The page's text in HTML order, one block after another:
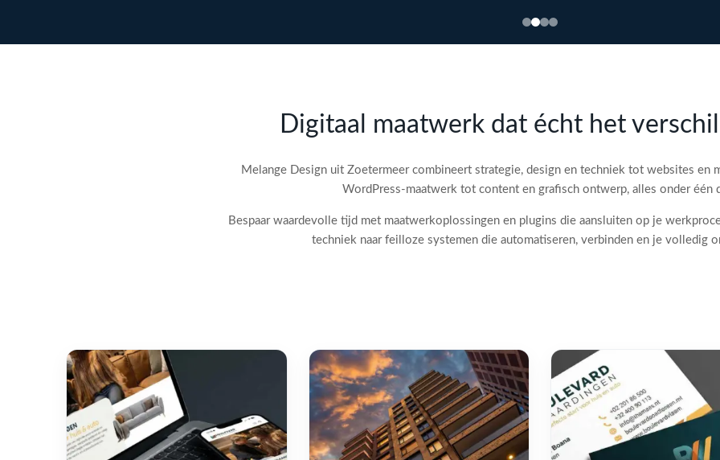
Digitaal maatwerk dat écht het
Melange Design uit Zoetermeer combineert strategie, design en techniek tot websites en
WordPress-maatwerk tot content en grafisch ontwerp, alles onder één
Bespaar waardevolle tijd met maatwerkoplossingen en plugins die aansluiten op je
techniek naar feilloze systemen die automatiseren, verbinden en je volledig